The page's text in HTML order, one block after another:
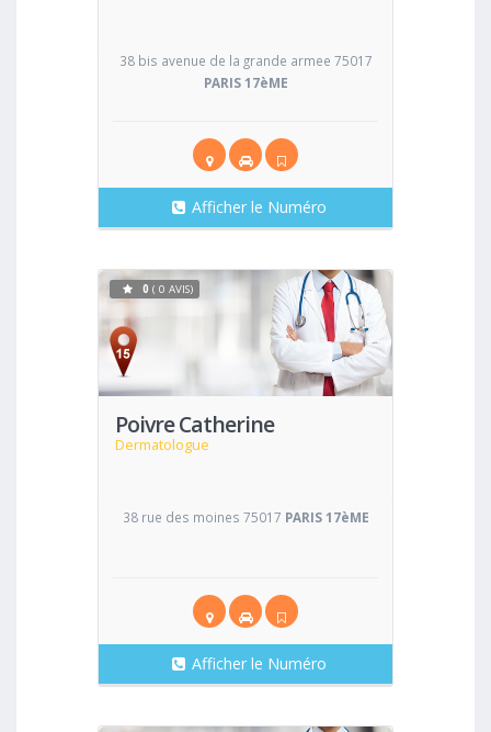
38 bis avenue de la grande armee 75017
PARIS 17èME
Afficher le Numéro
Poivre Catherine
Dermatologue
Voir
0 ( 0 AVIS)
38 rue des moines 75017 PARIS 17èME
Afficher le Numéro